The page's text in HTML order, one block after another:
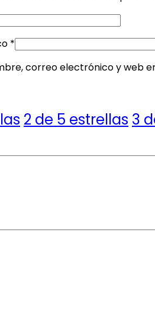
*
correo electrónico y web
2 de 5 estrellas 3